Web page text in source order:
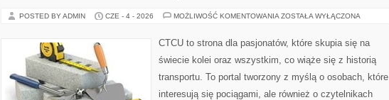
POSTED BY ADMIN CZE - 4 - 2026 MOŻLIWOŚĆ KOMENTOWANIA SUPERSZYBKIE
ZOSTAŁA WYŁĄCZONA
CTCU to strona dla pasjonatów, które skupia się na
świecie kolei oraz wszystkim, co wiąże się z historią
transportu. To portal tworzony z myślą o osobach, które
interesują się pociągami, ale również o czytelnikach